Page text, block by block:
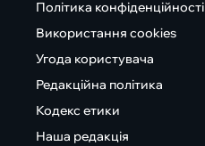
Політика конфіденційності
Використання cookies
Угода користувача
Редакційна політика
Кодекс етики
Наша редакція